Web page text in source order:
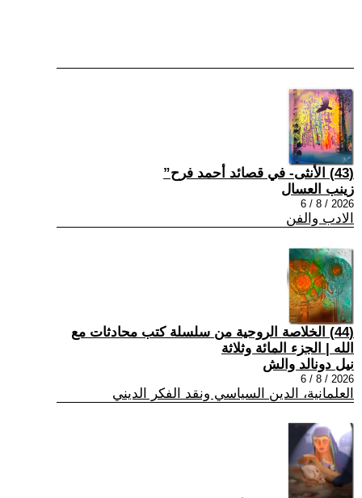
(43) الأنثى- في قصائد أحمد فرح”
زينب العسال
2026 / 8 / 6
الادب والفن
(44) الخلاصة الروحية من سلسلة كتب محادثات مع
الله | الجزء المائة وثلاثة
نيل دونالد والش
2026 / 8 / 6
العلمانية، الدين السياسي ونقد الفكر الديني